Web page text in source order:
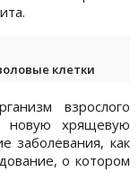
клетки
взрослого
новую хрящевую
заболевания, как
о котором